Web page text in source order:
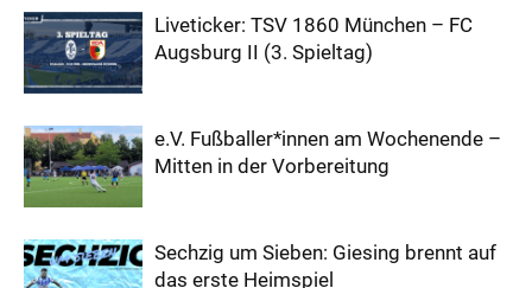
Liveticker: TSV 1860 München – FC
Augsburg II (3. Spieltag)
e.V. Fußballer*innen am Wochenende –
Mitten in der Vorbereitung
Sechzig um Sieben: Giesing brennt auf
das erste Heimspiel